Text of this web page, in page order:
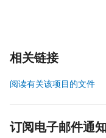
相关链接
阅读有关该项目的文件
订阅电子邮件通知